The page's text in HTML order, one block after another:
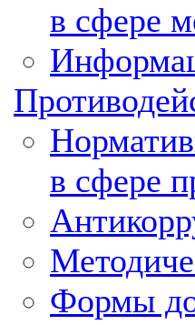
в сфере
в сфере
Формы